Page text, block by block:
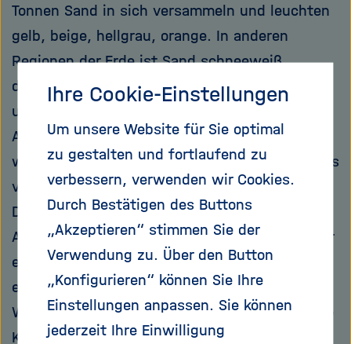
Tonnen Sand in sich versammeln und leuchten
gelb, beige, hellgrau, orange. In anderen
Regionen der Erde ist Sand schneeweiß,
dunkelgrau, gesprenkelt oder auch blutrot – in
unzähligen Farbschattierungen, die das bloße
Auge kaum erfassen kann, je nachdem,
welches Gestein an der Entstehung des Sandes
vor Tausenden von Jahren beteiligt war.
Der Sand hat aber nicht nur ästhetische Reize:
An den Küsten und am Grund der Ozeane ist er
ein Tummelplatz für Tausende Lebewesen. Und
er dient als Bollwerk gegen die anbrandenden
Wellen, schwächt deren Wucht, schützt so die
Küstenbewohner. Doch genau dieses
Ihre Cookie-Einstellungen
Um unsere Website für Sie optimal
zu gestalten und fortlaufend zu
verbessern, verwenden wir Cookies.
Durch Bestätigen des Buttons
„Akzeptieren“ stimmen Sie der
Verwendung zu. Über den Button
„Konfigurieren“ können Sie Ihre
Einstellungen anpassen. Sie können
jederzeit Ihre Einwilligung